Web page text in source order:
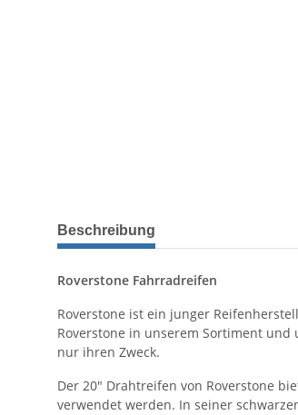
Beschreibung
Roverstone Fahrradreifen
Roverstone ist ein junger
Roverstone in unserem Sortiment
nur ihren Zweck.
Der 20" Drahtreifen von Roverstone
verwendet werden. In seiner